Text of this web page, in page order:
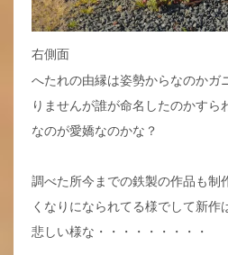
右側面
へたれの由縁は姿勢からなのかガ
りませんが誰が命名したのかすら
なのが愛嬌なのかな？
調べた所今までの鉄製の作品も制
くなりになられてる様でして新作
悲しい様な・・・・・・・・・